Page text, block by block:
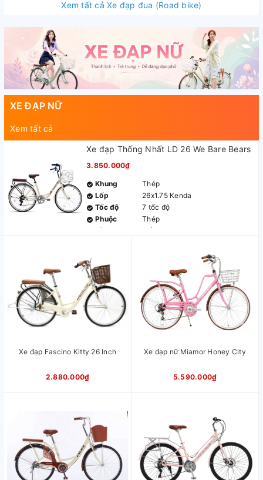
Xem tất cả Xe đạp đua (Road bike)
XE ĐẠP NỮ
Xem tất cả
Xe đạp Thống Nhất LD 26 We Bare Bears
3.850.000₫
Khung
Thép
Lốp
26x1.75 Kenda
Tốc độ
7 tốc độ
Phuộc
Thép
Líp
7 tầng 14-28
Đùi đĩa
Phanh
Vành trước, đùm sau
Vành
Nhôm
Ghi đông
Thép
Moay ơ
Nhôm
Phụ kiện
Baga, đệm
Chiều cao
1m55 - 1m80
Xe đạp Fascino Kitty 26 Inch
2.880.000₫
Xe đạp nữ Miamor Honey City
5.590.000₫